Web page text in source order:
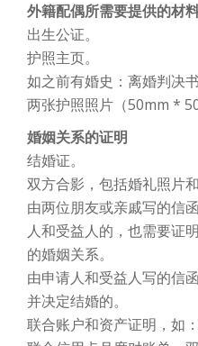
外籍配偶所需要提供的材
出生公证。
护照主页。
如之前有婚史：离婚判决
两张护照照片（50mm *
婚姻关系的证明
结婚证。
双方合影，包括婚礼照片和
由两位朋友或亲戚写的信
人和受益人的，也需要证
的婚姻关系。
由申请人和受益人写的信
并决定结婚的。
联合账户和资产证明，如